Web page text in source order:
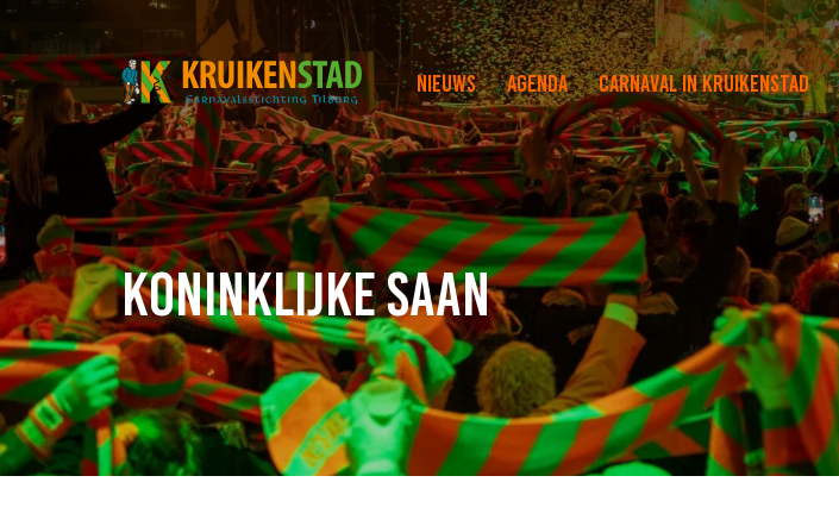
Nieuws Agenda Carnaval in Kruikenstad
Koninklijke Saan